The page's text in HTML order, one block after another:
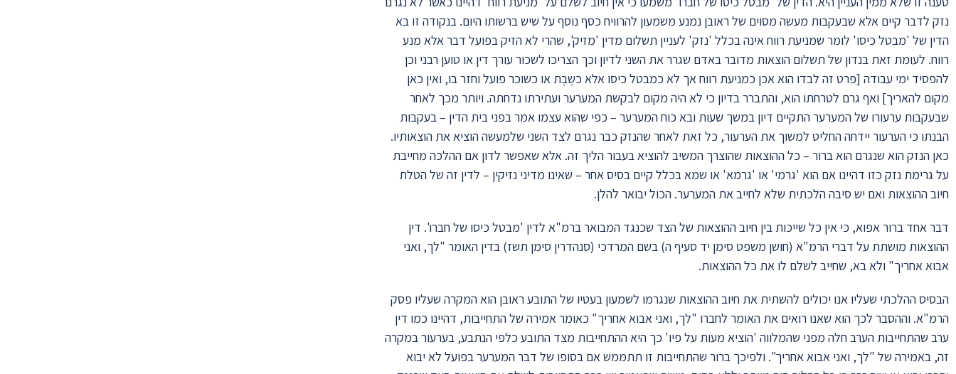
נזק לדבר קיים אלא שבעקבות מעשה מסוים של ראובן נמנע משמעון להרוויח כסף נוסף על שיש ברשותו היום. בנקודה זו בא
הדין של 'מבטל כיסו' לומר שמניעת רווח אינה בכלל 'נזק' לעניין תשלום מדין 'מזיק', שהרי לא הזיק בפועל דבר אלא מנע
רווח. לעומת זאת בנדון של תשלום הוצאות מדובר באדם שגרר את השני לדיון וכך הצריכו לשכור עורך דין או טוען רבני וכן
להפסיד ימי עבודה [פרט זה לבדו הוא אכן כמניעת רווח אך לא כמבטל כיסו אלא כשֶבֶת או כשוכר פועל וחזר בו, ואין כאן
מקום להאריך] ואף גרם לטרחתו הוא, והתברר בדיון כי לא היה מקום לבקשת המערער ועתירתו נדחתה. ויותר מכך לאחר
שבעקבות ערעורו של המערער התקיים דיון במשך שעות ובא כוח המערער – כפי שהוא עצמו אמר בפני בית הדין – בעקבות
הבנתו כי הערעור יידחה החליט למשוך את הערעור, כל זאת לאחר שהנזק כבר נגרם לצד השני שלמעשה הוציא את הוצאותיו.
כאן הנזק הוא שנגרם הוא ברור – כל ההוצאות שהוצרך המשיב להוציא בעבור הליך זה. אלא שאפשר לדון אם ההלכה מחייבת
על גרימת נזק כזו דהיינו אם הוא 'גרמי' או 'גרמא' או שמא בכלל קיים בסיס אחר – שאינו מדיני נזיקין – לדין זה של הטלת
חיוב ההוצאות ואם יש סיבה הלכתית שלא לחייב את המערער. הכול יבואר להלן.
דבר אחד ברור אפוא, כי אין כל שייכות בין חיוב ההוצאות של הצד שכנגד המבואר ברמ"א לדין 'מבטל כיסו של חברו'. דין
ההוצאות מושתת על דברי הרמ"א (חושן משפט סימן יד סעיף ה) בשם המרדכי (סנהדרין סימן תשז) בדין האומר "לך, ואני
אבוא אחריך" ולא בא, שחייב לשלם לו את כל ההוצאות.
הבסיס ההלכתי שעליו אנו יכולים להשתית את חיוב ההוצאות שנגרמו לשמעון בעטיו של התובע ראובן הוא המקרה שעליו פסק
הרמ"א. וההסבר לכך הוא שאנו רואים את האומר לחברו "לך, ואני אבוא אחריך" כאומר אמירה של התחייבות, דהיינו כמו דין
ערב שהתחייבות הערב חלה מפני שהמלווה 'הוציא מעות על פיו' כך היא ההתחייבות מצד התובע כלפי הנתבע, בערעור במקרה
זה, באמירה של "לך, ואני אבוא אחריך". ולפיכך ברור שהתחייבות זו תתממש אם בסופו של דבר המערער בפועל לא יבוא